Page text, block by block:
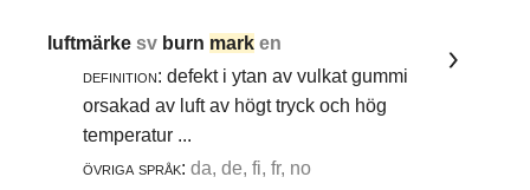
luftmärkesv burn mark en
definition: defekt i ytan av vulkat gummi
orsakad av luft av högt tryck och hög
temperatur ...
övriga språk: da, de, fi, fr, no